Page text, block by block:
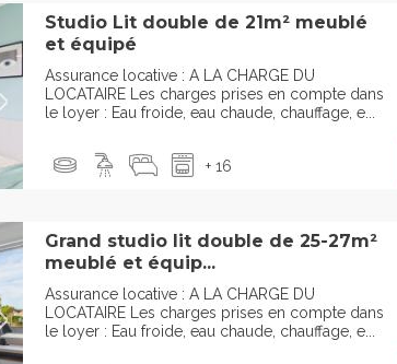
Studio Lit double de 21m² meublé
et équipé
Assurance locative : A LA CHARGE DU
LOCATAIRE Les charges prises en compte dans
le loyer : Eau froide, eau chaude, chauffage, e...
+ 16
Grand studio lit double de 25-27m²
meublé et équip...
Assurance locative : A LA CHARGE DU
LOCATAIRE Les charges prises en compte dans
le loyer : Eau froide, eau chaude, chauffage, e...